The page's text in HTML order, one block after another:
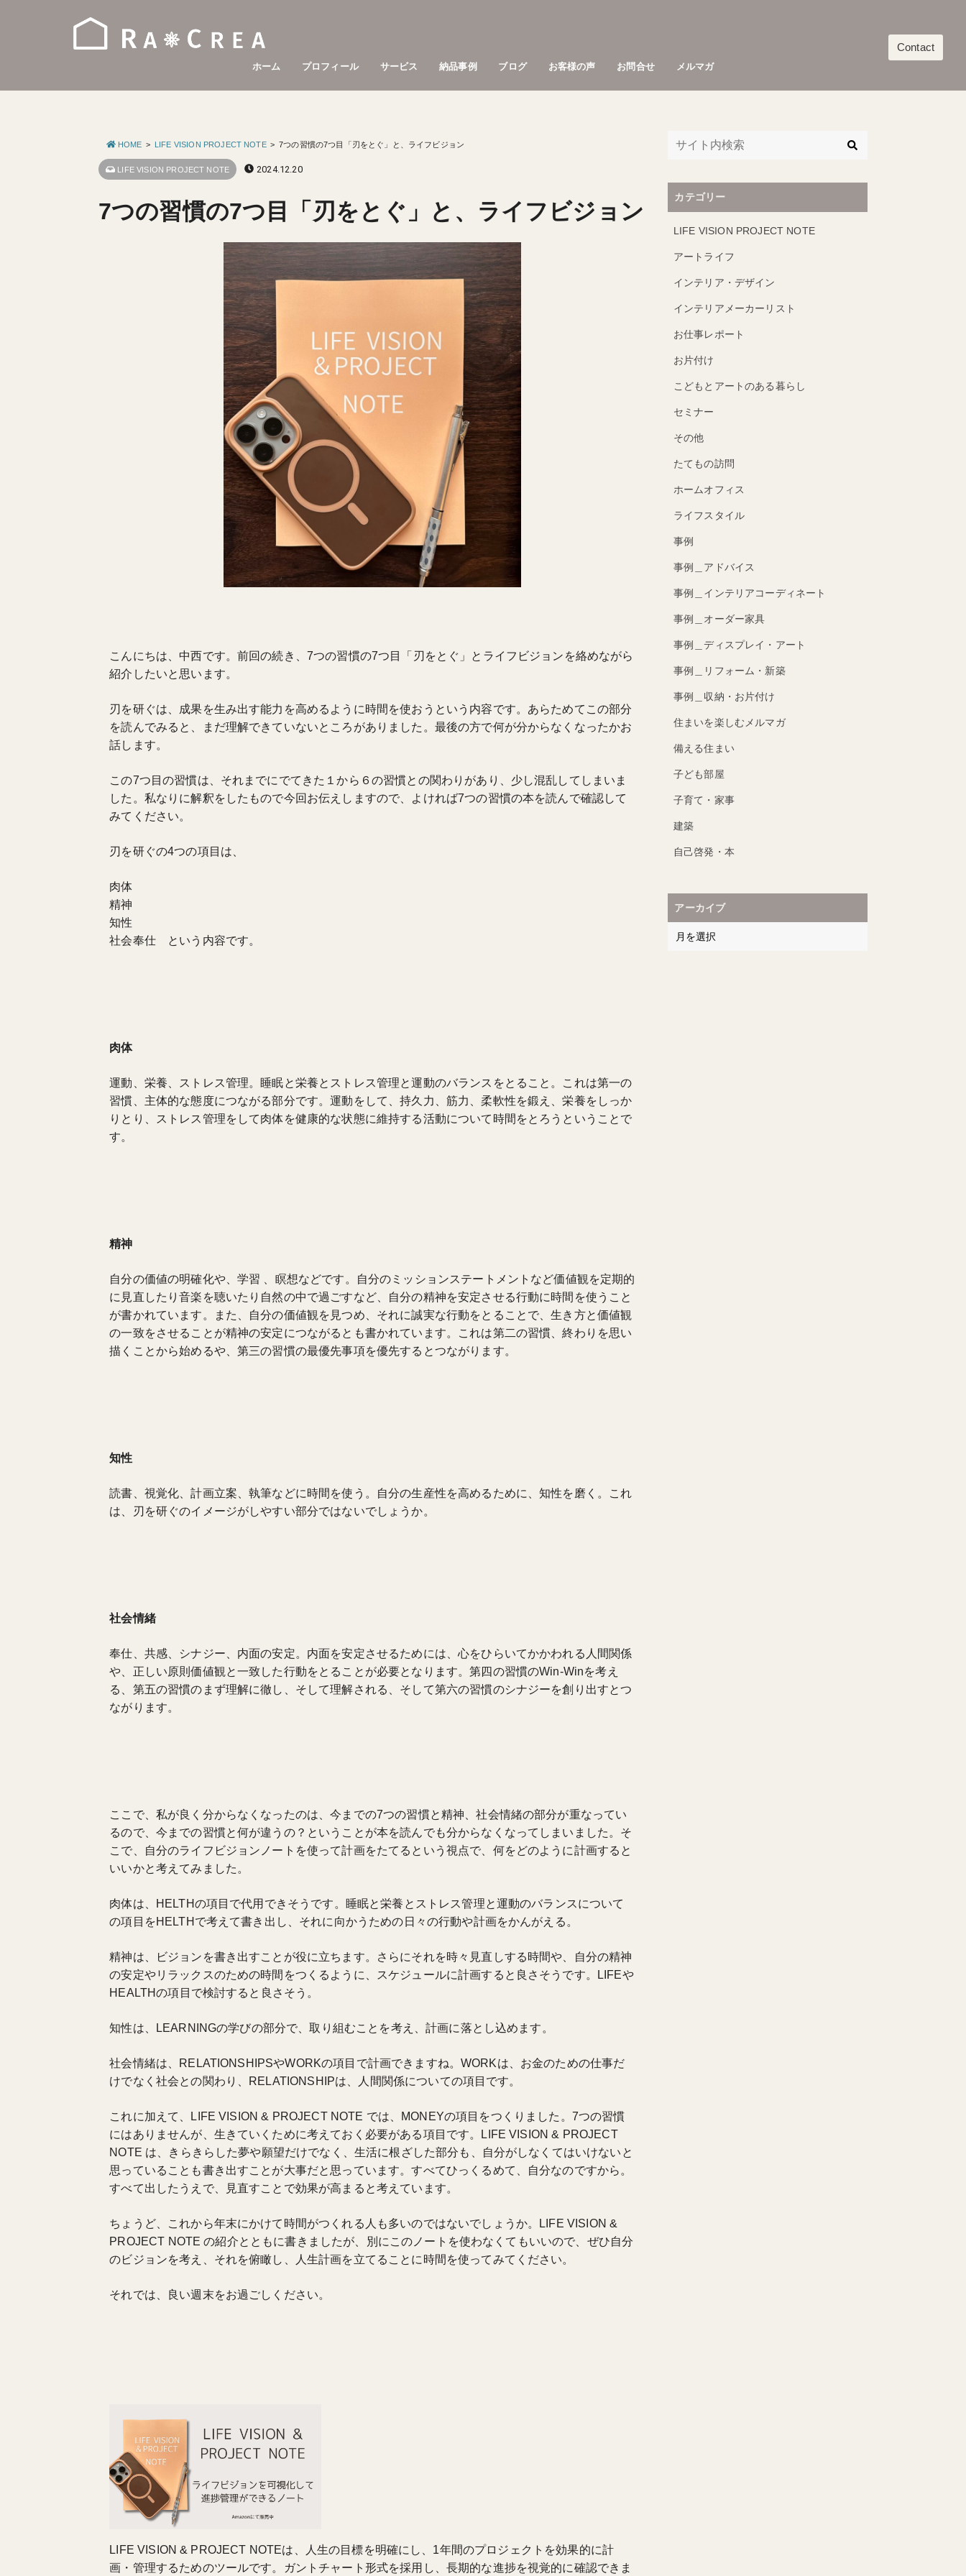
Contact
ホーム プロフィール サービス 納品事例 ブログ お客様の声 お問合せ メルマガ
HOME LIFE VISION PROJECT NOTE 7つの習慣の7つ目「刃をとぐ」と、ライフビジョン
LIFE VISION PROJECT NOTE 2024.12.20
7つの習慣の7つ目「刃をとぐ」と、ライフビジョン
こんにちは、中西です。前回の続き、7つの習慣の7つ目「刃をとぐ」とライフビジョンを絡めながら
紹介したいと思います。
刃を研ぐは、成果を生み出す能力を高めるように時間を使おうという内容です。あらためてこの部分
を読んでみると、まだ理解できていないところがありました。最後の方で何が分からなくなったかお
話します。
この7つ目の習慣は、それまでにでてきた１から６の習慣との関わりがあり、少し混乱してしまいま
した。私なりに解釈をしたもので今回お伝えしますので、よければ7つの習慣の本を読んで確認して
みてください。
刃を研ぐの4つの項目は、
肉体
精神
知性
社会奉仕 という内容です。
肉体
運動、栄養、ストレス管理。睡眠と栄養とストレス管理と運動のバランスをとること。これは第一の
習慣、主体的な態度につながる部分です。運動をして、持久力、筋力、柔軟性を鍛え、栄養をしっか
りとり、ストレス管理をして肉体を健康的な状態に維持する活動について時間をとろうということで
す。
精神
自分の価値の明確化や、学習 、瞑想などです。自分のミッションステートメントなど価値観を定期的
に見直したり音楽を聴いたり自然の中で過ごすなど、自分の精神を安定させる行動に時間を使うこと
が書かれています。また、自分の価値観を見つめ、それに誠実な行動をとることで、生き方と価値観
の一致をさせることが精神の安定につながるとも書かれています。これは第二の習慣、終わりを思い
描くことから始めるや、第三の習慣の最優先事項を優先するとつながります。
知性
読書、視覚化、計画立案、執筆などに時間を使う。自分の生産性を高めるために、知性を磨く。これ
は、刃を研ぐのイメージがしやすい部分ではないでしょうか。
社会情緒
奉仕、共感、シナジー、内面の安定。内面を安定させるためには、心をひらいてかかわれる人間関係
や、正しい原則価値観と一致した行動をとることが必要となります。第四の習慣のWin-Winを考え
る、第五の習慣のまず理解に徹し、そして理解される、そして第六の習慣のシナジーを創り出すとつ
ながります。
ここで、私が良く分からなくなったのは、今までの7つの習慣と精神、社会情緒の部分が重なってい
るので、今までの習慣と何が違うの？ということが本を読んでも分からなくなってしまいました。そ
こで、自分のライフビジョンノートを使って計画をたてるという視点で、何をどのように計画すると
いいかと考えてみました。
肉体は、HELTHの項目で代用できそうです。睡眠と栄養とストレス管理と運動のバランスについて
の項目をHELTHで考えて書き出し、それに向かうための日々の行動や計画をかんがえる。
精神は、ビジョンを書き出すことが役に立ちます。さらにそれを時々見直しする時間や、自分の精神
の安定やリラックスのための時間をつくるように、スケジュールに計画すると良さそうです。LIFEや
HEALTHの項目で検討すると良さそう。
知性は、LEARNINGの学びの部分で、取り組むことを考え、計画に落とし込めます。
社会情緒は、RELATIONSHIPSやWORKの項目で計画できますね。WORKは、お金のための仕事だ
けでなく社会との関わり、RELATIONSHIPは、人間関係についての項目です。
これに加えて、LIFE VISION & PROJECT NOTE では、MONEYの項目をつくりました。7つの習慣
にはありませんが、生きていくために考えておく必要がある項目です。LIFE VISION & PROJECT
NOTE は、きらきらした夢や願望だけでなく、生活に根ざした部分も、自分がしなくてはいけないと
思っていることも書き出すことが大事だと思っています。すべてひっくるめて、自分なのですから。
すべて出したうえで、見直すことで効果が高まると考えています。
ちょうど、これから年末にかけて時間がつくれる人も多いのではないでしょうか。LIFE VISION &
PROJECT NOTE の紹介とともに書きましたが、別にこのノートを使わなくてもいいので、ぜひ自分
のビジョンを考え、それを俯瞰し、人生計画を立てることに時間を使ってみてください。
それでは、良い週末をお過ごしください。
LIFE VISION & PROJECT NOTEは、人生の目標を明確にし、1年間のプロジェクトを効果的に計
画・管理するためのツールです。ガントチャート形式を採用し、長期的な進捗を視覚的に確認できま
カテゴリー
LIFE VISION PROJECT NOTE
アートライフ
インテリア・デザイン
インテリアメーカーリスト
お仕事レポート
お片付け
こどもとアートのある暮らし
セミナー
その他
たてもの訪問
ホームオフィス
ライフスタイル
事例
事例＿アドバイス
事例＿インテリアコーディネート
事例＿オーダー家具
事例＿ディスプレイ・アート
事例＿リフォーム・新築
事例＿収納・お片付け
住まいを楽しむメルマガ
備える住まい
子ども部屋
子育て・家事
建築
自己啓発・本
アーカイブ